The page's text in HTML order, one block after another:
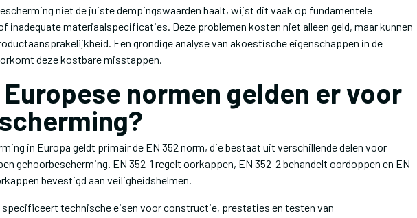
niet de juiste dempingswaarden haalt, wijst dit vaak op fundamentele
inadequate materiaalspecificaties. Deze problemen kosten niet alleen geld, maar kunnen
Een grondige analyse van akoestische eigenschappen in de
deze kostbare misstappen.
Europese normen gelden er voor
in Europa geldt primair de EN 352 norm, die bestaat uit verschillende delen voor
gehoorbescherming. EN 352-1 regelt oorkappen, EN 352-2 behandelt oordoppen en EN
bevestigd aan veiligheidshelmen.
specificeert technische eisen voor constructie, prestaties en testen van